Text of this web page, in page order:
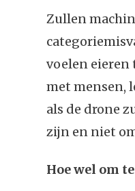
Zullen
voelen eieren
met mensen,
als de drone
zijn en niet
Hoe wel om